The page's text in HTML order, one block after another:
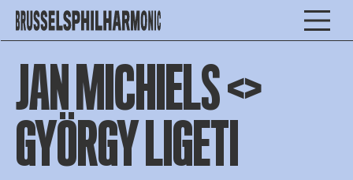
JAN MICHIELS <>
GYÖRGY LIGETI